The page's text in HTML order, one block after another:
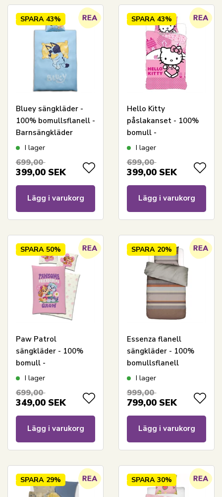
SPARA 43%
Bluey sängkläder -
100% bomullsflanell -
Barnsängkläder
140x200 cm -
I lager
699,00
399,00 SEK
Lägg i varukorg
SPARA 43%
Hello Kitty
påslakanset - 100%
bomull -
Barnpåslakanset
I lager
699,00
399,00 SEK
Lägg i varukorg
SPARA 50%
Paw Patrol
sängkläder - 100%
bomull -
Barnsängkläder
Pawsome Friendships
Grow
I lager
699,00
349,00 SEK
Lägg i varukorg
SPARA 20%
Essenza flanell
sängkläder - 100%
bomullsflanell
sängset - 140x200 cm
I lager
999,00
799,00 SEK
Lägg i varukorg
SPARA 29% SPARA 30%